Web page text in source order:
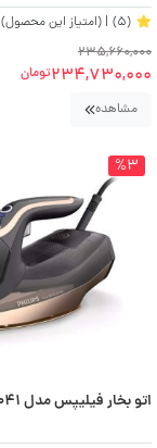
(5)
| (امتیاز این محصول)
235,660,000
234,730,000تومان
مشاهده
%3
اتو بخار فیلیپس مدل DST8041